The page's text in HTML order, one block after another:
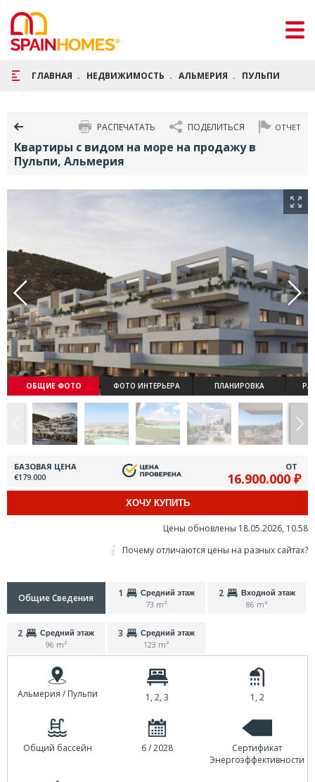
ГЛАВНАЯ НЕДВИЖИМОСТЬ АЛЬМЕРИЯ ПУЛЬПИ
ОТЧЕТ
ПОДЕЛИТЬСЯ
РАСПЕЧАТАТЬ
Квартиры с видом на море на продажу в
Пульпи, Альмерия
ОБЩИЕ ФОТО ФОТО ИНТЕРЬЕРА ПЛАНИРОВКА
БАЗОВАЯ ЦЕНА
€179.000
ОТ
16.900.000 ₽
ХОЧУ КУПИТЬ
Цены обновлены 18.05.2026, 10.58
Почему отличаются цены на разных сайтах?
Общие Сведения 1 Средний этаж
73 m²
2 Входной этаж
86 m²
2 Средний этаж
96 m²
3 Средний этаж
123 m²
Альмерия / Пульпи 1, 2, 3 1, 2
Общий бассейн 6 / 2028
Сертификат
Энергоэффективности